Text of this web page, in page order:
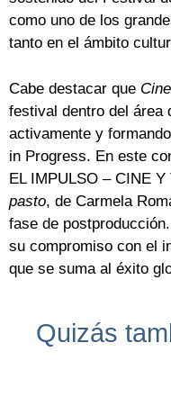
como uno de los
tanto en el ámbito
Cabe destacar que
festival dentro del área
activamente y
in Progress. En este
EL IMPULSO – CINE
pasto, de Carmela
fase de
su compromiso con el
que se suma al éxito
Quizás